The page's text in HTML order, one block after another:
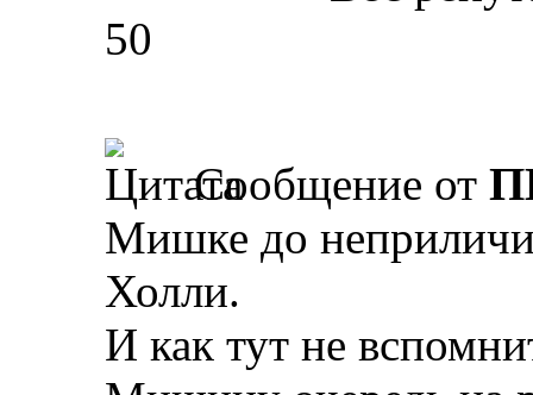
50
Сообщение от
Мишке до
Холли.
И как тут не